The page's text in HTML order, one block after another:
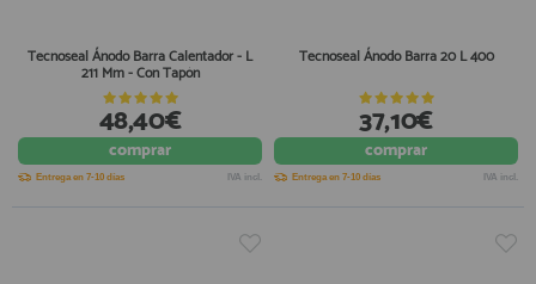
Tecnoseal Ánodo Barra Calentador - L
211 Mm - Con Tapón
48,40€
comprar
Entrega en 7-10 días IVA incl.
Tecnoseal Ánodo Barra 20 L 400
37,10€
comprar
Entrega en 7-10 días IVA incl.